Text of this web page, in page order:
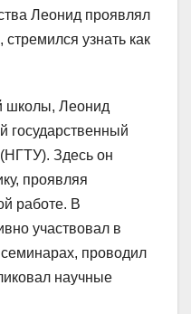
Леонид проявлял
стремился узнать как
школы, Леонид
государственный
(НГТУ). Здесь он
проявляя
работе. В
участвовал в
проводил
научные